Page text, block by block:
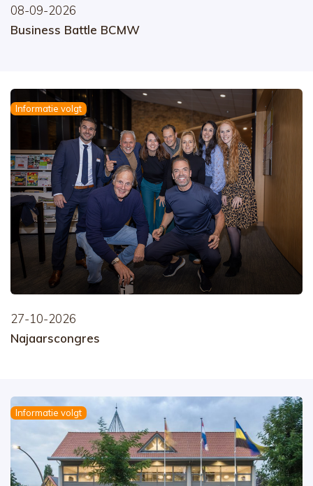
08-09-2026
Business Battle BCMW
Informatie volgt
27-10-2026
Najaarscongres
Informatie volgt